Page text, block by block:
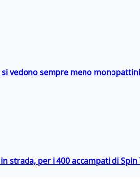
vedono sempre meno
strada, per i 400 accampati di